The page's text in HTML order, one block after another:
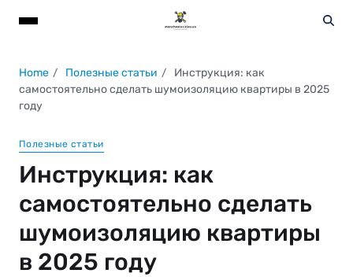
Home Полезные статьи
Инструкция: как
самостоятельно сделать шумоизоляцию квартиры в 2025
году
Полезные статьи
Инструкция: как
самостоятельно сделать
шумоизоляцию квартиры
в 2025 году